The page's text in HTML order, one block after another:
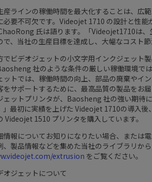
産ラインの稼働時間を最大化することは、
必要不可欠です。Videojet 1710 の設計と性能
氏は語ります。「Videojet1710は
で、当社の生産目標を達成し、大幅なコスト節
でビデオジェットの小文字用インクジェット
社のような条件の厳しい稼働環境で
ットでは、稼働時間の向上、部品の廃棄やイ
をサポートするために、最高品質の製品をお
ェットプリンタが、Baosheng 社の強い期待
」最初に実績を上げた Videojet 1710の導入
Videojet 1510 プリンタを購入しています。
情報についてお知りになりたい場合、または
、製品情報などを集めた当社のライブラリか
extrusion をご覧ください。
オジェットについて